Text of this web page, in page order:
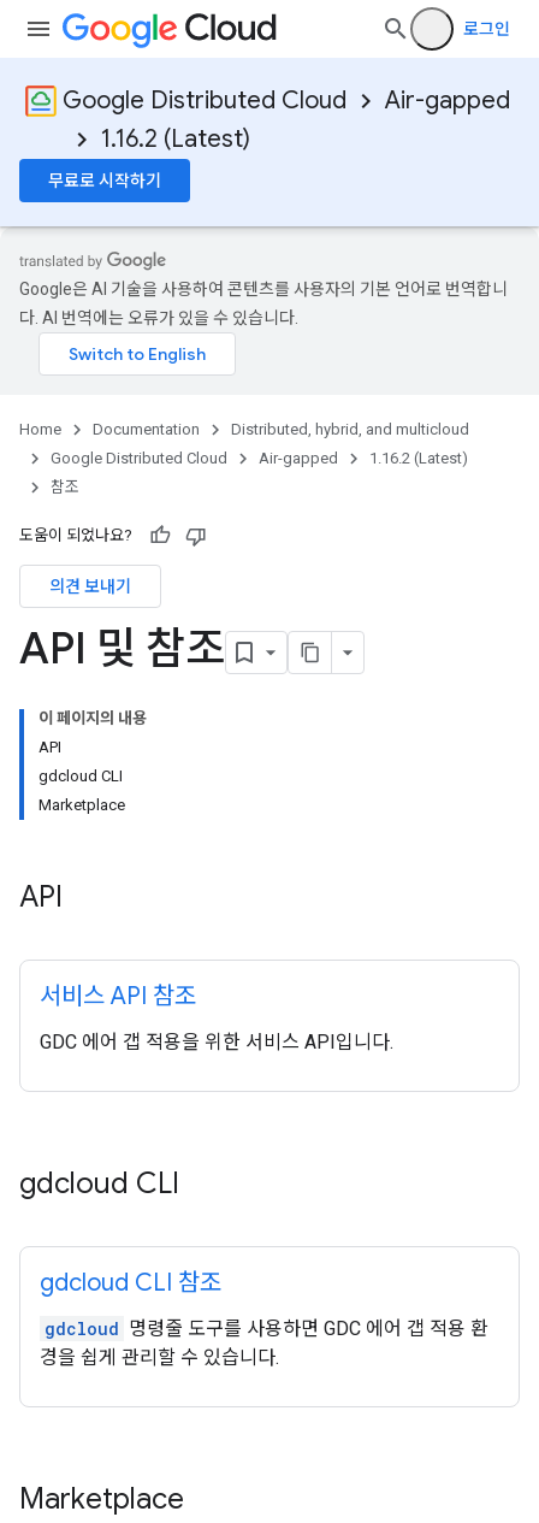
로그인
Google Distributed Cloud
Air-gapped
1.16.2 (Latest)
무료로 시작하기
Google은 AI 기술을 사용하여 콘텐츠를 사용자의 기본 언어로 번역합니
다. AI 번역에는 오류가 있을 수 있습니다.
Home Documentation
Distributed, hybrid, and multicloud
Google Distributed Cloud
Air-gapped
1.16.2 (Latest)
참조
도움이 되었나요?
의견 보내기
API 및 참조
이 페이지의 내용
API
gdcloud CLI
Marketplace
API
서비스 API 참조
GDC 에어 갭 적용을 위한 서비스 API입니다.
gdcloud CLI
gdcloud CLI 참조
gdcloud 명령줄 도구를 사용하면 GDC 에어 갭 적용 환
경을 쉽게 관리할 수 있습니다.
Marketplace